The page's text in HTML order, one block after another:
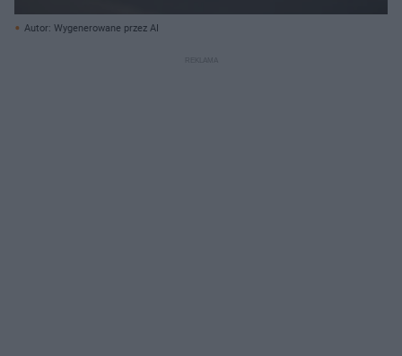
Autor: Wygenerowane przez AI